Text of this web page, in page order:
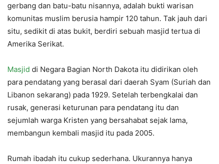
gerbang dan batu-batu nisannya, adalah bukti warisan
komunitas muslim berusia hampir 120 tahun. Tak jauh dari
situ, sedikit di atas bukit, berdiri sebuah masjid tertua di
Amerika Serikat.
Masjid di Negara Bagian North Dakota itu didirikan oleh
para pendatang yang berasal dari daerah Syam (Suriah dan
Libanon sekarang) pada 1929. Setelah terbengkalai dan
rusak, generasi keturunan para pendatang itu dan
sejumlah warga Kristen yang bersahabat sejak lama,
membangun kembali masjid itu pada 2005.
Rumah ibadah itu cukup sederhana. Ukurannya hanya